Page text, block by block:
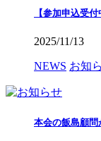
【参加申込受
2025/11/13
NEWS お知
本会の飯島顧問